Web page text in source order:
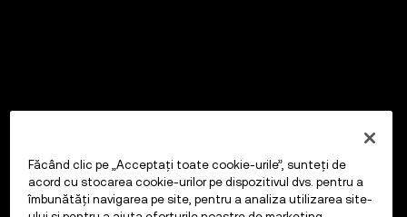
Făcând clic pe „Acceptați toate cookie-urile”, sunteți de
acord cu stocarea cookie-urilor pe dispozitivul dvs. pentru a
îmbunătăți navigarea pe site, pentru a analiza utilizarea site-